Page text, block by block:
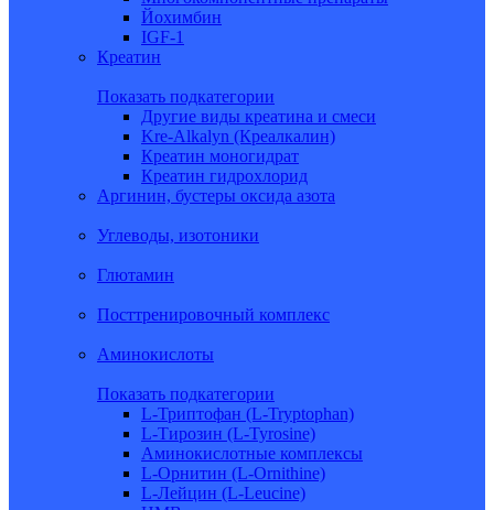
Йохимбин
IGF-1
Креатин
Показать подкатегории
Другие виды креатина и смеси
Kre-Alkalyn (Креалкалин)
Креатин моногидрат
Креатин гидрохлорид
Аргинин, бустеры оксида азота
Углеводы, изотоники
Глютамин
Посттренировочный комплекс
Аминокислоты
Показать подкатегории
L-Триптофан (L-Tryptophan)
L-Тирозин (L-Tyrosine)
Аминокислотные комплексы
L-Орнитин (L-Ornithine)
L-Лейцин (L-Leucine)